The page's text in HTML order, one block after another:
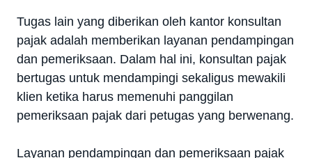
Tugas lain yang diberikan oleh kantor konsultan
pajak adalah memberikan layanan pendampingan
dan pemeriksaan. Dalam hal ini, konsultan pajak
bertugas untuk mendampingi sekaligus mewakili
klien ketika harus memenuhi panggilan
pemeriksaan pajak dari petugas yang berwenang.
Layanan pendampingan dan pemeriksaan pajak